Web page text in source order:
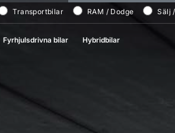
Transportbilar RAM / Dodge Sälj
Fyrhjulsdrivna bilar Hybridbilar